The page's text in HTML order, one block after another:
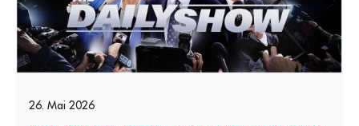
26. Mai 2026